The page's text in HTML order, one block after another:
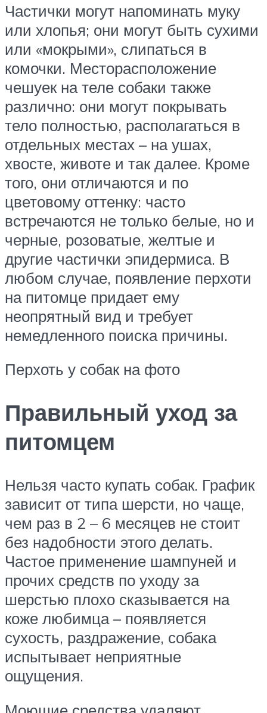
Частички могут напоминать муку
или хлопья; они могут быть сухими
или «мокрыми», слипаться в
комочки. Месторасположение
чешуек на теле собаки также
различно: они могут покрывать
тело полностью, располагаться в
отдельных местах – на ушах,
хвосте, животе и так далее. Кроме
того, они отличаются и по
цветовому оттенку: часто
встречаются не только белые, но и
черные, розоватые, желтые и
другие частички эпидермиса. В
любом случае, появление перхоти
на питомце придает ему
неопрятный вид и требует
немедленного поиска причины.
Перхоть у собак на фото
Правильный уход за
питомцем
Нельзя часто купать собак. График
зависит от типа шерсти, но чаще,
чем раз в 2 – 6 месяцев не стоит
без надобности этого делать.
Частое применение шампуней и
прочих средств по уходу за
шерстью плохо сказывается на
коже любимца – появляется
сухость, раздражение, собака
испытывает неприятные
ощущения.